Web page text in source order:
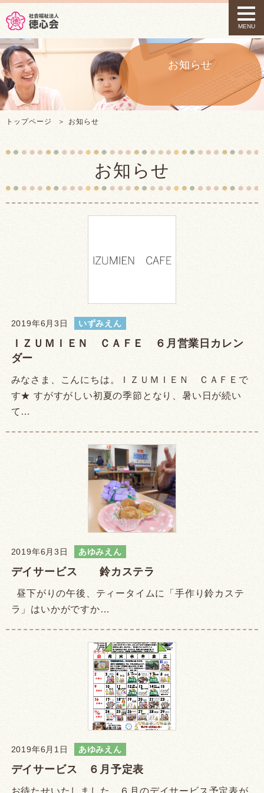
t
o
g
a
i
MENU
お知らせ
トップページ お知らせ
お知らせ
2019年6月3日 いずみえん
ＩＺＵＭＩＥＮ ＣＡＦＥ ６月営業日カレン
ダー
みなさま、こんにちは。ＩＺＵＭＩＥＮ ＣＡＦＥで
す★ すがすがしい初夏の季節となり、暑い日が続い
て…
2019年6月3日 あゆみえん
デイサービス 鈴カステラ
昼下がりの午後、ティータイムに「手作り鈴カステ
ラ」はいかがですか…
2019年6月1日 あゆみえん
デイサービス ６月予定表